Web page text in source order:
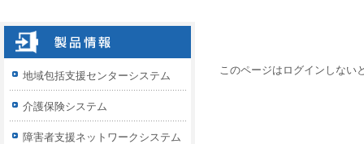
このページはログインしない
地域包括支援センターシステム
介護保険システム
障害者支援ネットワークシステム